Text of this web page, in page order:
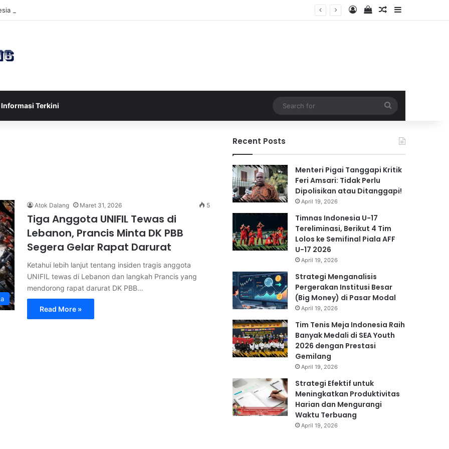
U-17 Tereliminasi, Berikut 4 Tim Lolos ke Semifinal Piala AFF U-17 2026 Log InView your
Random Article
Sidebar
Informasi Terkini
for
Atok Dalang Maret 31, 2026 5
Tiga Anggota UNIFIL Tewas di
Lebanon, Prancis Minta DK PBB
Segera Gelar Rapat Darurat
Ketahui lebih lanjut tentang insiden tragis anggota
UNIFIL tewas di Lebanon dan langkah Prancis yang
mendorong rapat darurat DK PBB…
Read More »
Recent Posts
Menteri Pigai Tanggapi Kritik
Feri Amsari: Tidak Perlu
Dipolisikan atau Ditanggapi!
April 19, 2026
Timnas Indonesia U-17
Tereliminasi, Berikut 4 Tim
Lolos ke Semifinal Piala AFF
U-17 2026
April 19, 2026
Strategi Menganalisis
Pergerakan Institusi Besar
(Big Money) di Pasar Modal
April 19, 2026
Tim Tenis Meja Indonesia Raih
Banyak Medali di SEA Youth
2026 dengan Prestasi
Gemilang
April 19, 2026
Strategi Efektif untuk
Meningkatkan Produktivitas
Harian dan Mengurangi
Waktu Terbuang
April 19, 2026